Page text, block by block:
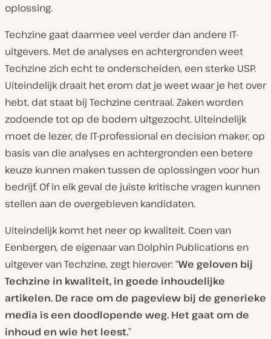
oplossing.
Techzine gaat daarmee veel verder dan andere IT-
uitgevers. Met de analyses en achtergronden weet
Techzine zich echt te onderscheiden, een sterke USP.
Uiteindelijk draait het erom dat je weet waar je het over
hebt, dat staat bij Techzine centraal. Zaken worden
zodoende tot op de bodem uitgezocht. Uiteindelijk
moet de lezer, de IT-professional en decision maker, op
basis van die analyses en achtergronden een betere
keuze kunnen maken tussen de oplossingen voor hun
bedrijf. Of in elk geval de juiste kritische vragen kunnen
stellen aan de overgebleven kandidaten.
Uiteindelijk komt het neer op kwaliteit. Coen van
Eenbergen, de eigenaar van Dolphin Publications en
uitgever van Techzine, zegt hierover: “We geloven bij
Techzine in kwaliteit, in goede inhoudelijke
artikelen. De race om de pageview bij de generieke
media is een doodlopende weg. Het gaat om de
inhoud en wie het leest.”